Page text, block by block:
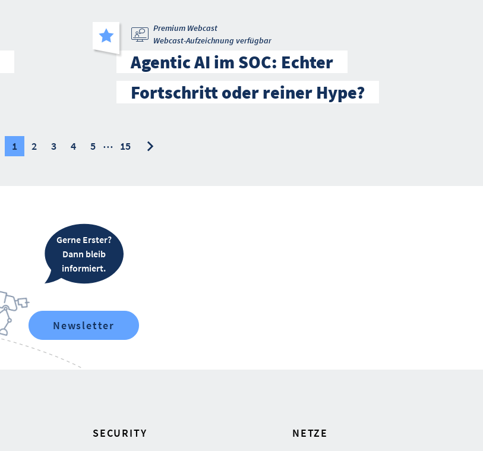
Premium Webcast
Webcast-Aufzeichnung verfügbar
Agentic AI im SOC: Echter
Fortschritt oder reiner Hype?
1 2 3 4 5 … 15nächste
Gerne Erster?
Dann bleib
informiert.
Newsletter
SECURITY NETZE